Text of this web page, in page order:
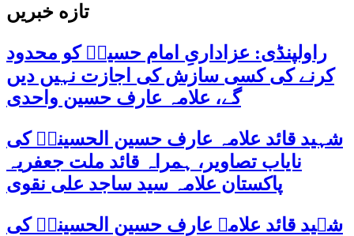
تازه خبریں
راولپنڈی: عزاداریِ امام حسینؑ کو محدود
کرنے کی کسی سازش کی اجازت نہیں دیں
گے، علامہ عارف حسین واحدی
شہید قائد علامہ عارف حسین الحسینیؒ کی
نایاب تصاویر، ہمراہ قائد ملت جعفریہ
پاکستان علامہ سید ساجد علی نقوی
شہید قائد علامہ عارف حسین الحسینیؒ کی